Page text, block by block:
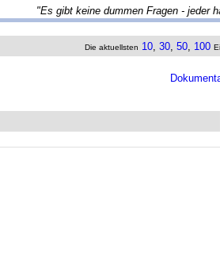
"Es gibt keine dummen Fragen - jeder
Die aktuellsten 10, 30, 50, 100